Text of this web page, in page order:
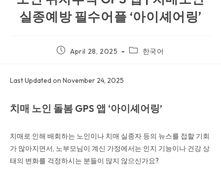
실종예방 필수어플 ‘아이셰어링’
April 28, 2025 한국어
Last Updated on November 24, 2025
치매 노인 돌봄 GPS 앱 ‘아이셰어링’
치매로 인해 배회하는 노인이나 치매 실종자 등의 뉴스를 접할 기회
가 많아지면서, 노부모님이 계신 가정에서는 인지 기능이나 건강 상
태의 변화를 걱정하시는 분들이 많지 않으신가요?